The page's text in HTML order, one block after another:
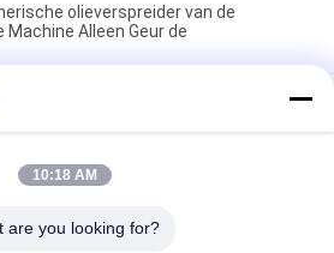
olieverspreider van de
Alleen Geur de
sterke elektrische HVAC de
van het de machts draagbare 220V
vrij Etherische olieverspreider op in
10:18 AM
are you looking for?